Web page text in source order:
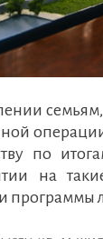
по
на